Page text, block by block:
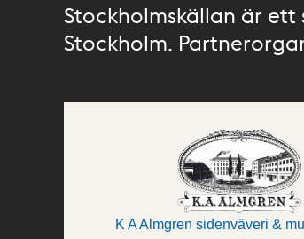
Stockholmskällan är
Stockholm.
K A Almgren sidenväveri &